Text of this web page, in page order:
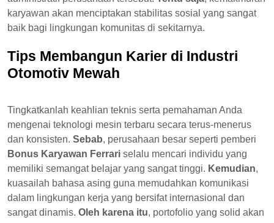
karyawan akan menciptakan stabilitas sosial yang sangat
baik bagi lingkungan komunitas di sekitarnya.
Tips Membangun Karier di Industri
Otomotiv Mewah
Tingkatkanlah keahlian teknis serta pemahaman Anda
mengenai teknologi mesin terbaru secara terus-menerus
dan konsisten. Sebab, perusahaan besar seperti pemberi
Bonus Karyawan Ferrari selalu mencari individu yang
memiliki semangat belajar yang sangat tinggi. Kemudian,
kuasailah bahasa asing guna memudahkan komunikasi
dalam lingkungan kerja yang bersifat internasional dan
sangat dinamis. Oleh karena itu, portofolio yang solid akan